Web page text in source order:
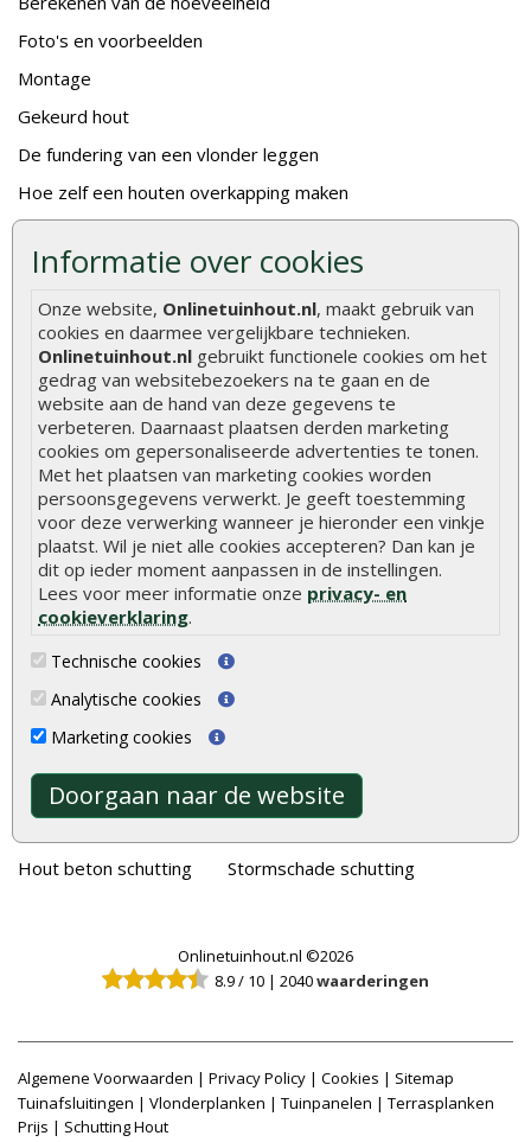
Informatie over cookies
Onze website, Onlinetuinhout.nl, maakt gebruik van
cookies en daarmee vergelijkbare technieken.
Onlinetuinhout.nl gebruikt functionele cookies om het
gedrag van websitebezoekers na te gaan en de
website aan de hand van deze gegevens te
verbeteren. Daarnaast plaatsen derden marketing
cookies om gepersonaliseerde advertenties te tonen.
Met het plaatsen van marketing cookies worden
persoonsgegevens verwerkt. Je geeft toestemming
voor deze verwerking wanneer je hieronder een vinkje
plaatst. Wil je niet alle cookies accepteren? Dan kan je
dit op ieder moment aanpassen in de instellingen.
Lees voor meer informatie onze privacy- en
cookieverklaring.
Technische cookies
Analytische cookies
Marketing cookies
Doorgaan naar de website
Foto's en voorbeelden
Montage
Gekeurd hout
De fundering van een vlonder leggen
Hoe zelf een houten overkapping maken
Hoe betonpaal plaatsen
Hoe schutting plaatsen
De 9 beste tuinschermen van Onlinetuinhout.nl
Stijlvolle houtsoorten voor in de tuin
Duurzame tuin
Welke palen voor een schapenhek
Alle populaire categorieën
Tuinhout
Schutting
Tuinhekken
Blokhutten
Hout beton schutting
Tuindeuren
Tuinschermen
Aanbiedingen
Stormschade schutting
Onlinetuinhout.nl ©2026
8.9/ 10 | 2040waarderingen
Algemene Voorwaarden | Privacy Policy | Cookies | Sitemap
Tuinafsluitingen | Vlonderplanken | Tuinpanelen | Terrasplanken
Prijs | Schutting Hout